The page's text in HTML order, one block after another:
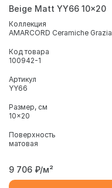
Beige Matt YY66 10x20
Коллекция
AMARCORD Ceramiche Grazia
Код товара
100942-1
Артикул
YY66
Размер, см
10x20
Поверхность
матовая
9 706 ₽/м²